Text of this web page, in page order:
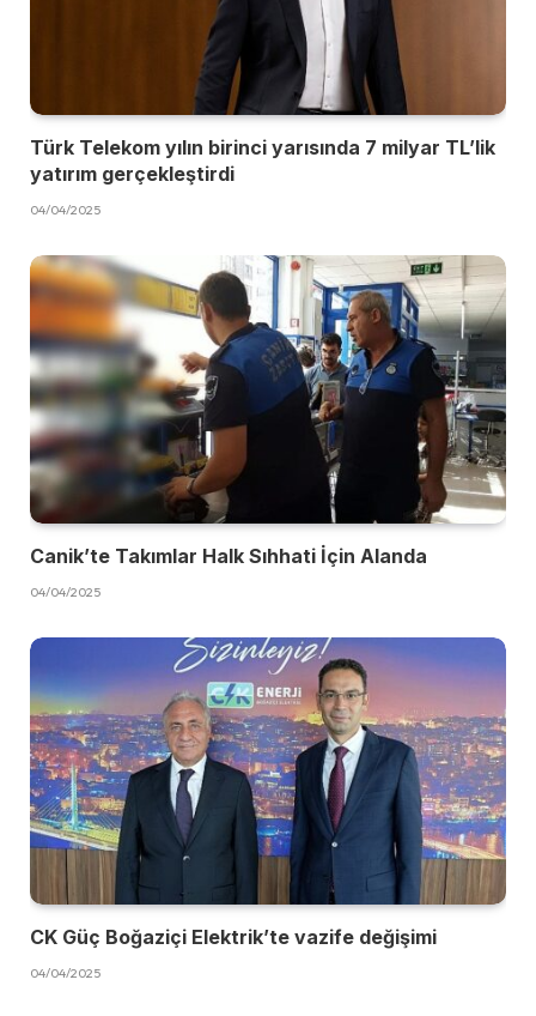
Türk Telekom yılın birinci yarısında 7 milyar TL’lik
yatırım gerçekleştirdi
04/04/2025
Canik’te Takımlar Halk Sıhhati İçin Alanda
04/04/2025
CK Güç Boğaziçi Elektrik’te vazife değişimi
04/04/2025